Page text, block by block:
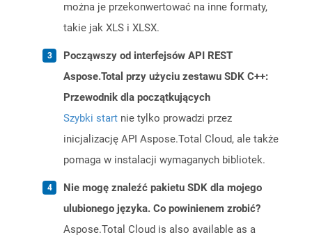
można je przekonwertować na inne formaty,
takie jak XLS i XLSX.
Począwszy od interfejsów API REST
Aspose.Total przy użyciu zestawu SDK C++:
Przewodnik dla początkujących
Szybki start nie tylko prowadzi przez
inicjalizację API Aspose.Total Cloud, ale także
pomaga w instalacji wymaganych bibliotek.
Nie mogę znaleźć pakietu SDK dla mojego
ulubionego języka. Co powinienem zrobić?
Aspose.Total Cloud is also available as a